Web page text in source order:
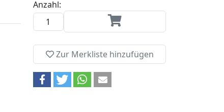
Anzahl:
Zur Merkliste hinzufügen